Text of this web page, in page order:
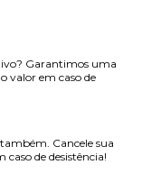
Garantimos uma
valor em caso de
Cancele sua
de desistência!